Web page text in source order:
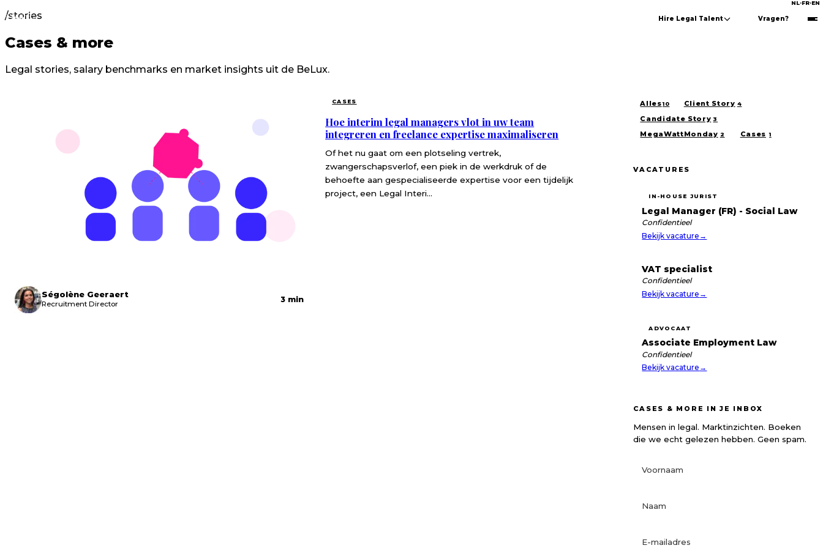
NL·FR·EN
Hire Legal Talent Vragen?
/stories
Cases & more
Legal stories, salary benchmarks en market insights uit de BeLux.
Ségolène Geeraert
Recruitment Director
3 min
CASES
Hoe interim legal managers vlot in uw team
integreren en freelance expertise maximaliseren
Of het nu gaat om een plotseling vertrek,
zwangerschapsverlof, een piek in de werkdruk of de
behoefte aan gespecialiseerde expertise voor een tijdelijk
project, een Legal Interi...
Alles10 Client Story 4
Candidate Story 3
MegaWattMonday 2 Cases 1
VACATURES
IN-HOUSE JURIST
Legal Manager (FR) - Social Law
Confidentieel
Bekijk vacature →
VAT specialist
Confidentieel
Bekijk vacature →
ADVOCAAT
Associate Employment Law
Confidentieel
Bekijk vacature →
CASES & MORE IN JE INBOX
Mensen in legal. Marktinzichten. Boeken
die we echt gelezen hebben. Geen spam.